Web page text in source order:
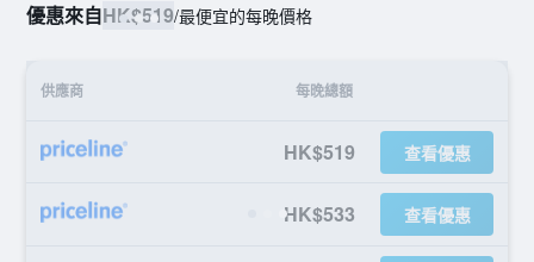
優惠來自HK$519/最便宜的每晚價格
供應商 每晚總額
HK$519 查看優惠
HK$533 查看優惠